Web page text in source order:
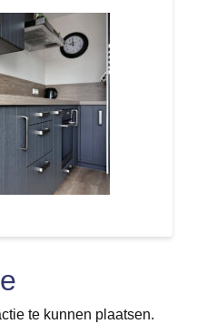
te kunnen plaatsen.